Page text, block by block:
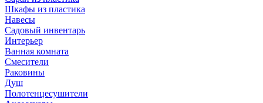
Шкафы из пластика
Навесы
Садовый инвентарь
Интерьер
Ванная комната
Смесители
Раковины
Душ
Полотенцесушители